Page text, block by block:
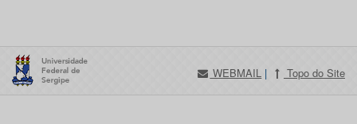
WEBMAIL | Topo do Site